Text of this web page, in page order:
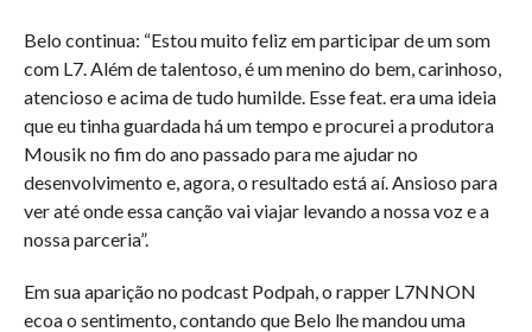
Belo continua: “Estou muito feliz em participar de um som
com L7. Além de talentoso, é um menino do bem, carinhoso,
atencioso e acima de tudo humilde. Esse feat. era uma ideia
que eu tinha guardada há um tempo e procurei a produtora
Mousik no fim do ano passado para me ajudar no
desenvolvimento e, agora, o resultado está aí. Ansioso para
ver até onde essa canção vai viajar levando a nossa voz e a
nossa parceria”.
Em sua aparição no podcast Podpah, o rapper L7NNON
ecoa o sentimento, contando que Belo lhe mandou uma